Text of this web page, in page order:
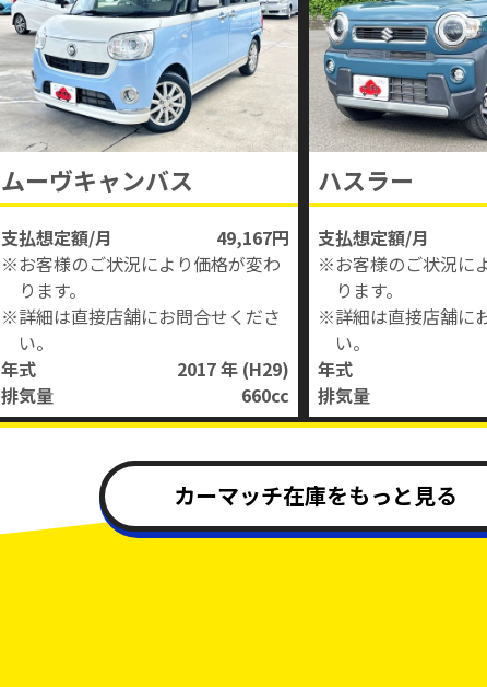
ムーヴキャンバス
支払想定額/月
49,167円
※お客様のご状況により価格が変わ
ります。
※詳細は直接店舗にお問合せくださ
い。
年式
2017 年 (H29)
排気量
660cc
ハスラー
支払想定額/月
※お客様のご状況に
ります。
※詳細は直接店舗に
い。
年式
排気量
カーマッチ在庫をもっと見る